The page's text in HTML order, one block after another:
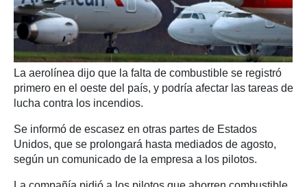
La aerolínea dijo que la falta de combustible se registró
primero en el oeste del país, y podría afectar las tareas de
lucha contra los incendios.
Se informó de escasez en otras partes de Estados
Unidos, que se prolongará hasta mediados de agosto,
según un comunicado de la empresa a los pilotos.